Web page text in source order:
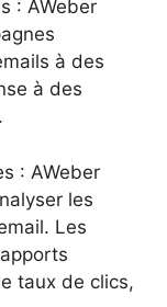
: AWeber
à des
à des
: AWeber
les
Les
taux de clics,